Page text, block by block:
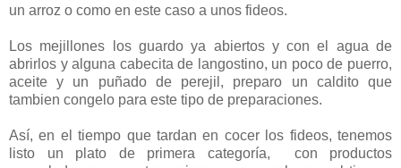
un arroz o como en este caso a unos fideos.
Los mejillones los guardo ya abiertos y con el agua de
abrirlos y alguna cabecita de langostino, un poco de puerro,
aceite y un puñado de perejil, preparo un caldito que
tambien congelo para este tipo de preparaciones.
Así, en el tiempo que tardan en cocer los fideos, tenemos
listo un plato de primera categoría, con productos